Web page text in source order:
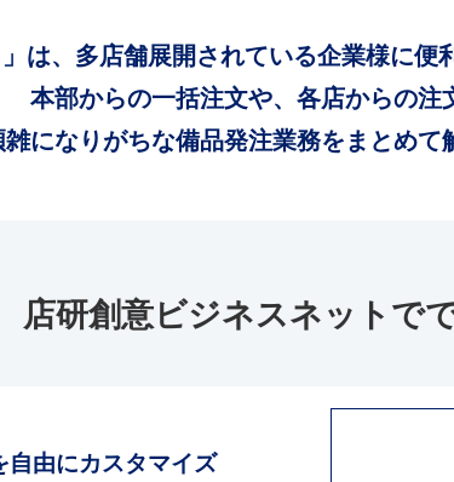
は、多店舗展開されている企業様に便
本部からの一括注文や、各店からの注
雑になりがちな備品発注業務をまとめて
店研創意ビジネスネットで
自由にカスタマイズ